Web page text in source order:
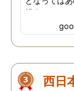
親身になって
ったおかげ
拠が撮れた
います。 こ
に苦しんでい
がんばって
西日